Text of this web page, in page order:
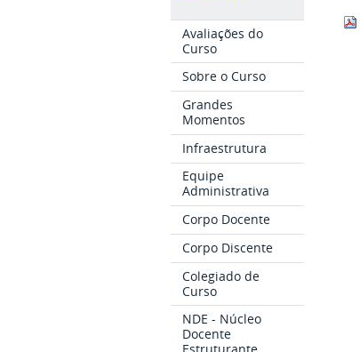
Avaliações do
Curso
Sobre o Curso
Grandes
Momentos
Infraestrutura
Equipe
Administrativa
Corpo Docente
Corpo Discente
Colegiado de
Curso
NDE - Núcleo
Docente